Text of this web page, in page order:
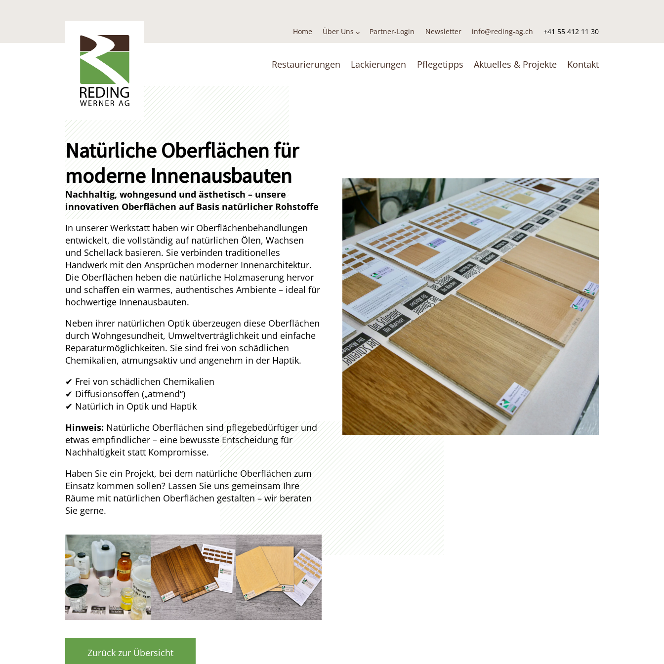
Home Über Uns Partner-Login Newsletter info@reding-ag.ch +41 55 412 11 30
Restaurierungen Lackierungen Pflegetipps Aktuelles & Projekte Kontakt
Natürliche Oberflächen für
moderne Innenausbauten
Nachhaltig, wohngesund und ästhetisch – unsere
innovativen Oberflächen auf Basis natürlicher Rohstoffe
In unserer Werkstatt haben wir Oberflächenbehandlungen
entwickelt, die vollständig auf natürlichen Ölen, Wachsen
und Schellack basieren. Sie verbinden traditionelles
Handwerk mit den Ansprüchen moderner Innenarchitektur.
Die Oberflächen heben die natürliche Holzmaserung hervor
und schaffen ein warmes, authentisches Ambiente – ideal für
hochwertige Innenausbauten.
Neben ihrer natürlichen Optik überzeugen diese Oberflächen
durch Wohngesundheit, Umweltverträglichkeit und einfache
Reparaturmöglichkeiten. Sie sind frei von schädlichen
Chemikalien, atmungsaktiv und angenehm in der Haptik.
✔ Frei von schädlichen Chemikalien
✔ Diffusionsoffen („atmend“)
✔ Natürlich in Optik und Haptik
Hinweis: Natürliche Oberflächen sind pflegebedürftiger und
etwas empfindlicher – eine bewusste Entscheidung für
Nachhaltigkeit statt Kompromisse.
Haben Sie ein Projekt, bei dem natürliche Oberflächen zum
Einsatz kommen sollen? Lassen Sie uns gemeinsam Ihre
Räume mit natürlichen Oberflächen gestalten – wir beraten
Sie gerne.
Zurück zur Übersicht